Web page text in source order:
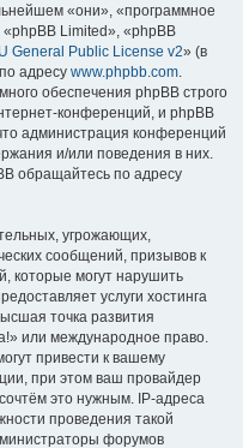
«они», «программное
Limited», «phpBB
General Public License v2» (в
адресу www.phpbb.com.
обеспечения phpBB строго
конференций, и phpBB
администрация конференций
и/или поведения в них.
обращайтесь по адресу
угрожающих,
сообщений, призывов к
которые могут нарушить
услуги хостинга
точка развития
или международное право.
привести к вашему
при этом ваш провайдер
это нужным. IP-адреса
проведения такой
форумов